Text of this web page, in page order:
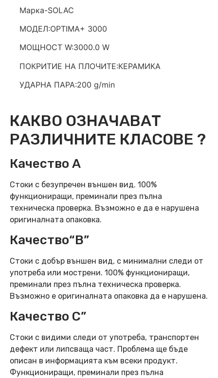
Марка-SOLAC
МОДЕЛ:OPTIMA+ 3000
МОЩНОСТ W:3000.0 W
ПОКРИТИЕ НА ПЛОЧИТЕ:КЕРАМИКА
УДАРНА ПАРА:200 g/min
КАКВО ОЗНАЧАВАТ
РАЗЛИЧНИТЕ КЛАСОВЕ ?
Качество А
Стоки с безупречен външен вид. 100%
функциониращи, преминали през пълна
техническа проверка. Възможно е да е нарушена
оригиналната опаковка.
Качество“B”
Стоки с добър външен вид, с минимални следи от
употреба или мострени. 100% функциониращи,
преминали през пълна техническа проверка.
Възможно е оригиналната опаковка да е нарушена.
Качество C”
Стоки с видими следи от употреба, транспортен
дефект или липсваща част. Проблема ще бъде
описан в информацията към всеки продукт.
Функциониращи, преминали през пълна